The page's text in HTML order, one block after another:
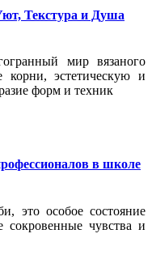
Текстура и Душа
мир вязаного
корни, эстетическую и
форм и техник
в школе
это особое состояние
сокровенные чувства и